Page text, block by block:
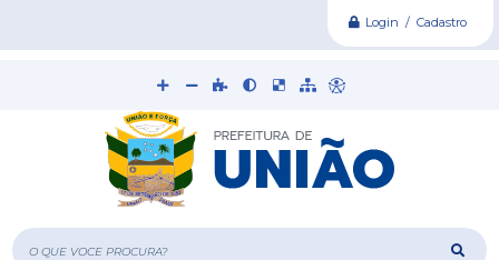
Login / Cadastro
O que voce procura?